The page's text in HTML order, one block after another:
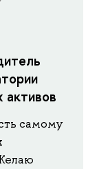
активов
самому